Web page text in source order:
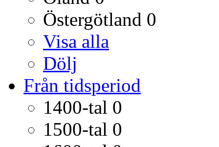
Östergötland 0
Visa alla
Dölj
Från tidsperiod
1400-tal 0
1500-tal 0